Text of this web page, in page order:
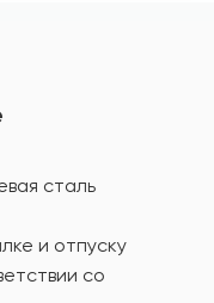
сталь
и отпуску
со